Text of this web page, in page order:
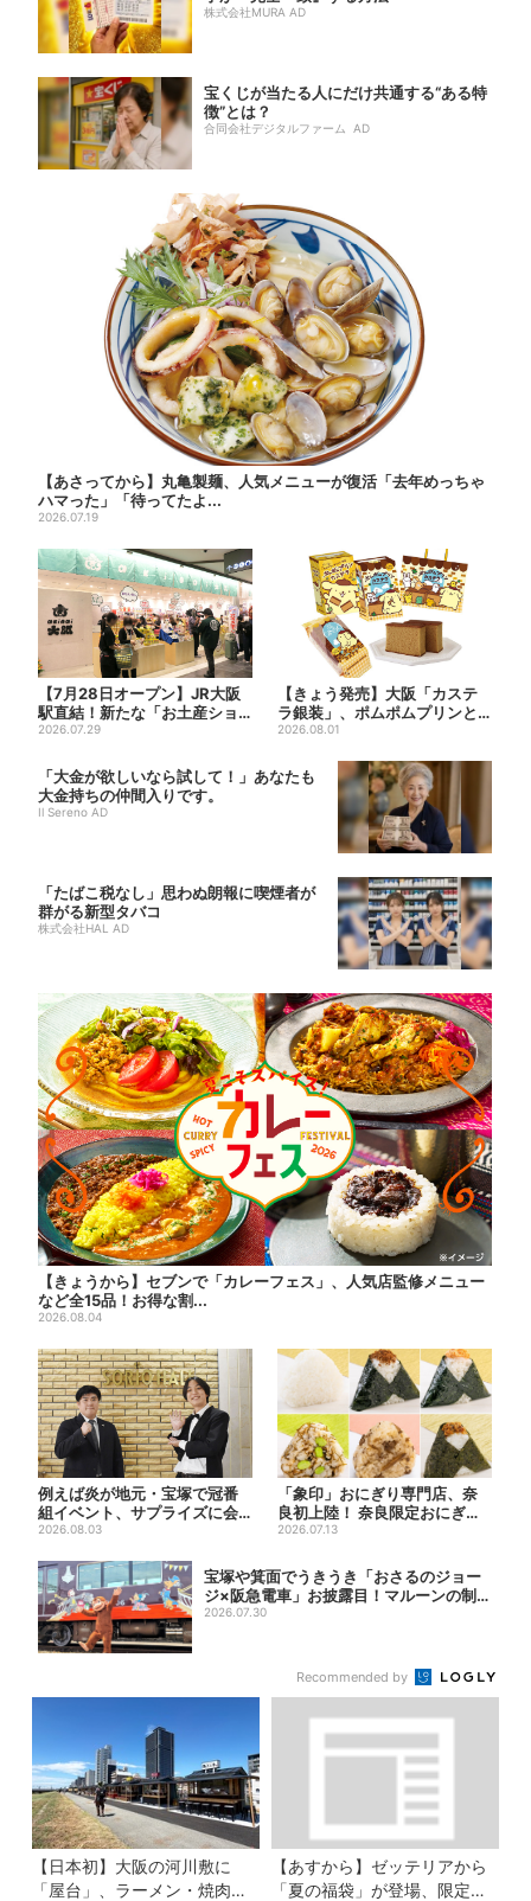
株式会社MURA AD
宝くじが当たる人にだけ共通する“ある特
徴”とは？
合同会社デジタルファーム AD
【あさってから】丸亀製麺、人気メニューが復活「去年めっちゃ
ハマった」「待ってたよ...
2026.07.19
【7月28日オープン】JR大阪
駅直結！新たな「お土産ショ
ップ」、銘菓バラ売りで地...
2026.07.29
【きょう発売】大阪「カステ
ラ銀装」、ポムポムプリンと
初コラボ 紙袋まで限定デザ
2026.08.01
「大金が欲しいなら試して！」あなたも
大金持ちの仲間入りです。
Il Sereno AD
「たばこ税なし」思わぬ朗報に喫煙者が
群がる新型タバコ
株式会社HAL AD
【きょうから】セブンで「カレーフェス」、人気店監修メニュー
など全15品！お得な割...
2026.08.04
例えば炎が地元・宝塚で冠番
組イベント、サプライズに会
場騒然「まさか本人が出てく
2026.08.03
「象印」おにぎり専門店、奈
良初上陸！ 奈良限定おにぎ
り、1000円前後のだし巻き...
2026.07.13
宝塚や箕面でうきうき「おさるのジョー
ジ×阪急電車」お披露目！マルーンの制服
で神戸...
2026.07.30
Recommended by
【日本初】大阪の河川敷に
「屋台」、ラーメン・焼肉・
【あすから】ゼッテリアから
「夏の福袋」が登場、限定グ